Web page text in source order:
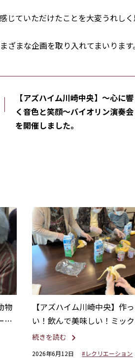
じていただけたことを大変うれし
ざまな企画を取り入れてまいります
【アズハイム川崎中央】〜心に響
く音色と笑顔〜バイオリン演奏会
を開催しました。
物
ク
【アズハイム川崎中央】作
い！飲んで美味しい！ミッ
ース作り
続きを読む
2026年6月12日 #レクリエーション